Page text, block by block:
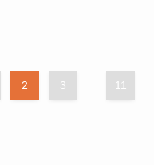
2 3 ... 11